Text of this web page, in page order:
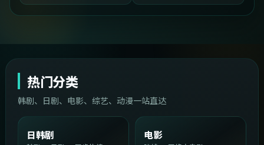
热门分类
韩剧、日剧、电影、综艺、动漫一站直达
日韩剧 电影